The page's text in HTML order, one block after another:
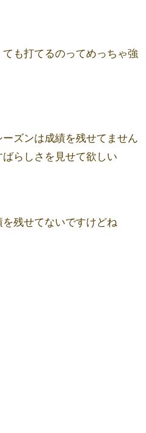
も打てるのってめっちゃ強
ズンは成績を残せてません
らしさを見せて欲しい
残せてないですけどね